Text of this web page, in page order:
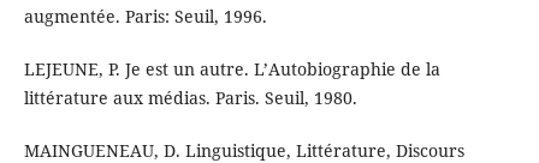
augmentée. Paris: Seuil, 1996.
LEJEUNE, P. Je est un autre. L’Autobiographie de la
littérature aux médias. Paris. Seuil, 1980.
MAINGUENEAU, D. Linguistique, Littérature, Discours